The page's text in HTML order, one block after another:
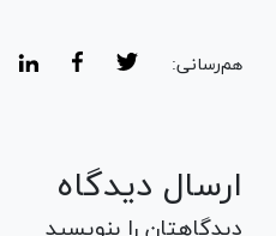
هم‌رسانی:
ارسال دیدگاه
دیدگاهتان را بنویسید